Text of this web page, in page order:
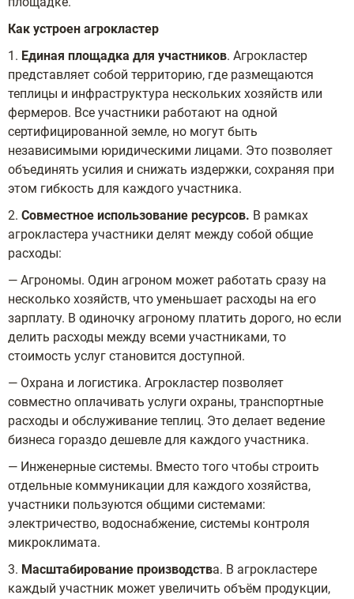
Как устроен агрокластер
1. Единая площадка для участников. Агрокластер
представляет собой территорию, где размещаются
теплицы и инфраструктура нескольких хозяйств или
фермеров. Все участники работают на одной
сертифицированной земле, но могут быть
независимыми юридическими лицами. Это позволяет
объединять усилия и снижать издержки, сохраняя при
этом гибкость для каждого участника.
2. Совместное использование ресурсов. В рамках
агрокластера участники делят между собой общие
расходы:
— Агрономы. Один агроном может работать сразу на
несколько хозяйств, что уменьшает расходы на его
зарплату. В одиночку агроному платить дорого, но если
делить расходы между всеми участниками, то
стоимость услуг становится доступной.
— Охрана и логистика. Агрокластер позволяет
совместно оплачивать услуги охраны, транспортные
расходы и обслуживание теплиц. Это делает ведение
бизнеса гораздо дешевле для каждого участника.
— Инженерные системы. Вместо того чтобы строить
отдельные коммуникации для каждого хозяйства,
участники пользуются общими системами:
электричество, водоснабжение, системы контроля
микроклимата.
3. Масштабирование производства. В агрокластере
каждый участник может увеличить объём продукции,